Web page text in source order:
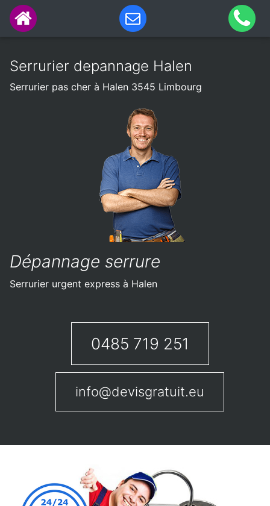
Serrurier depannage Halen
Serrurier pas cher à Halen 3545 Limbourg
Dépannage serrure
Serrurier urgent express à Halen
0485 719 251
info@devisgratuit.eu